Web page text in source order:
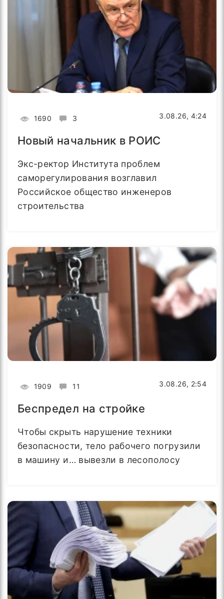
1690 3 3.08.26, 4:24
Новый начальник в РОИС
Экс-ректор Института проблем
саморегулирования возглавил
Российское общество инженеров
строительства
1909 11 3.08.26, 2:54
Беспредел на стройке
Чтобы скрыть нарушение техники
безопасности, тело рабочего погрузили
в машину и… вывезли в лесополосу